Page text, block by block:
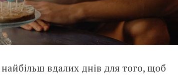
вдалих днів для того, щоб